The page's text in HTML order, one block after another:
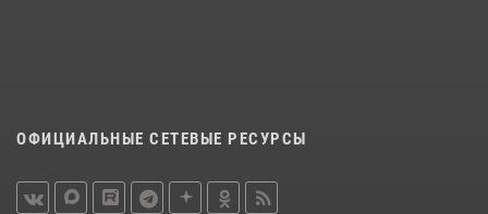
ОФИЦИАЛЬНЫЕ СЕТЕВЫЕ РЕСУРСЫ